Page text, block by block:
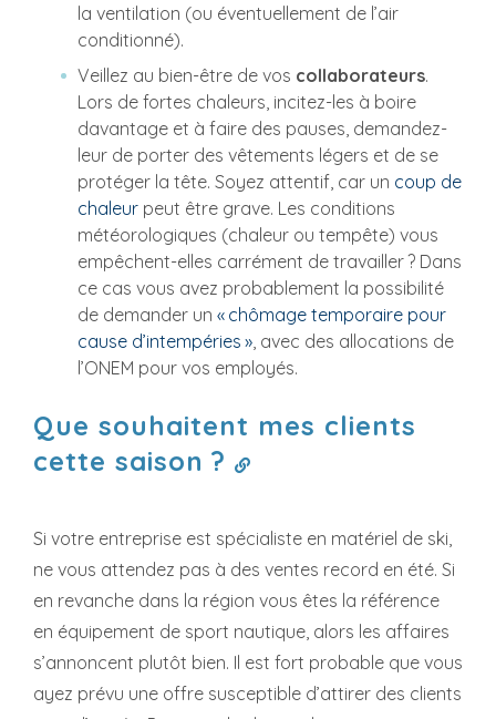
la ventilation (ou éventuellement de l’air
conditionné).
Veillez au bien-être de vos collaborateurs.
Lors de fortes chaleurs, incitez-les à boire
davantage et à faire des pauses, demandez-
leur de porter des vêtements légers et de se
protéger la tête. Soyez attentif, car un coup de
chaleur peut être grave. Les conditions
météorologiques (chaleur ou tempête) vous
empêchent-elles carrément de travailler ? Dans
ce cas vous avez probablement la possibilité
de demander un « chômage temporaire pour
cause d’intempéries » , avec des allocations de
l’ONEM pour vos employés.
Que souhaitent mes clients
cette saison ?
Si votre entreprise est spécialiste en matériel de ski,
ne vous attendez pas à des ventes record en été. Si
en revanche dans la région vous êtes la référence
en équipement de sport nautique, alors les affaires
s’annoncent plutôt bien. Il est fort probable que vous
ayez prévu une offre susceptible d’attirer des clients